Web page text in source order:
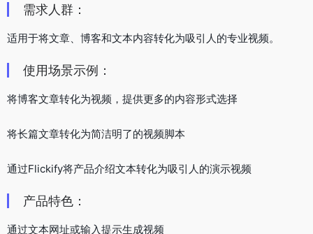
需求人群：
适用于将文章、博客和文本内容转化为吸引人的专业视频。
使用场景示例：
将博客文章转化为视频，提供更多的内容形式选择
将长篇文章转化为简洁明了的视频脚本
通过Flickify将产品介绍文本转化为吸引人的演示视频
产品特色：
通过文本网址或输入提示生成视频